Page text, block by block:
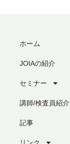
ホーム
JOIAの紹介
セミナー
講師/検査員紹介
記事